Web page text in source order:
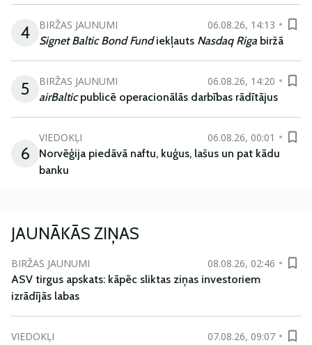
4 BIRŽAS JAUNUMI
06.08.26, 14:13
Signet Baltic Bond Fundiekļauts Nasdaq Riga biržā
5 BIRŽAS JAUNUMI
06.08.26, 14:20
airBalticpublicē operacionālās darbības rādītājus
6
VIEDOKĻI
06.08.26, 00:01
Norvēģija piedāvā naftu, kuģus, lašus un pat kādu
banku
JAUNĀKĀS ZIŅAS
BIRŽAS JAUNUMI
08.08.26, 02:46
ASV tirgus apskats: kāpēc sliktas ziņas investoriem
izrādījās labas
VIEDOKĻI
07.08.26, 09:07